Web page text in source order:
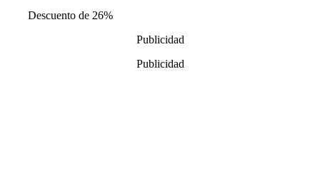
precios:
Descuento de 26%
Publicidad
Publicidad